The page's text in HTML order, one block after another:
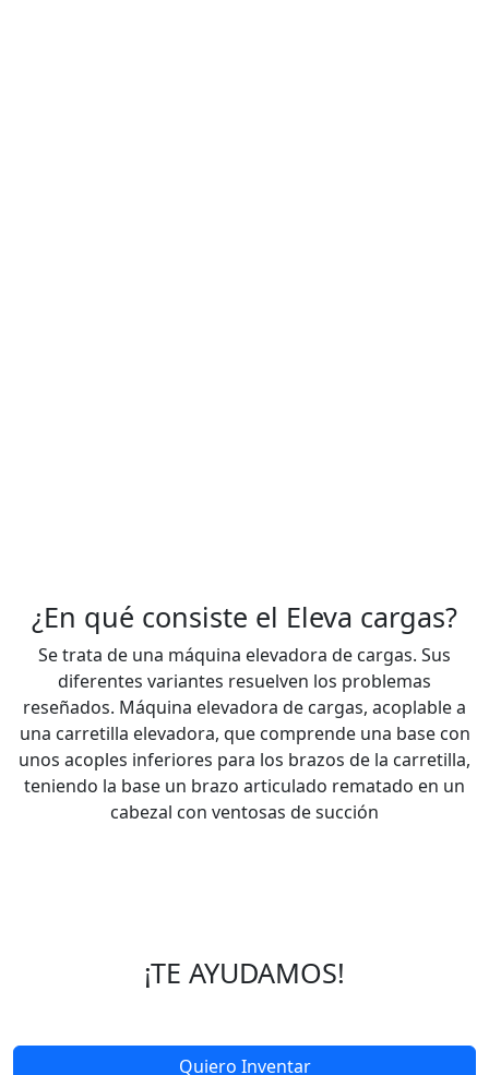
¿En qué consiste el Eleva cargas?
Se trata de una máquina elevadora de cargas. Sus
diferentes variantes resuelven los problemas
reseñados. Máquina elevadora de cargas, acoplable a
una carretilla elevadora, que comprende una base con
unos acoples inferiores para los brazos de la carretilla,
teniendo la base un brazo articulado rematado en un
cabezal con ventosas de succión
¡TE AYUDAMOS!
Quiero Inventar